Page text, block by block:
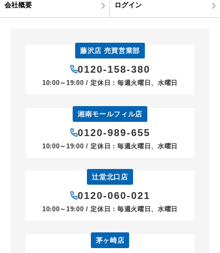
会社概要 ログイン
藤沢店 売買営業部
0120-158-380
10:00～19:00 / 定休日：毎週火曜日、水曜日
湘南モールフィル店
0120-989-655
10:00～19:00 / 定休日：毎週火曜日、水曜日
辻堂北口店
0120-060-021
10:00～19:00 / 定休日：毎週火曜日、水曜日
茅ヶ崎店